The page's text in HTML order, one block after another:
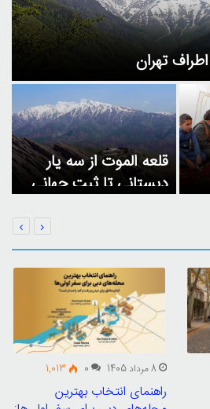
قلعه الموت از سه یار
دبستانی تا ثبت جهانی
8 مرداد 1405 0
1,013
راهنمای انتخاب بهترین